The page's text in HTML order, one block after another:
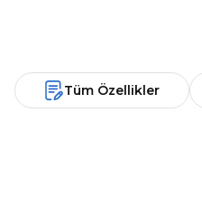
Tüm Özellikler